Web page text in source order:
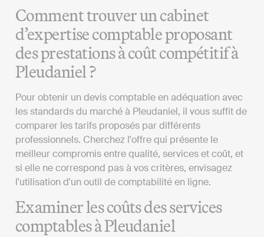
Comment trouver un cabinet
d’expertise comptable proposant
des prestations à coût compétitif à
Pleudaniel ?
Pour obtenir un devis comptable en adéquation avec
les standards du marché à Pleudaniel, il vous suffit de
comparer les tarifs proposés par différents
professionnels. Cherchez l'offre qui présente le
meilleur compromis entre qualité, services et coût, et
si elle ne correspond pas à vos critères, envisagez
l'utilisation d'un outil de comptabilité en ligne.
Examiner les coûts des services
comptables à Pleudaniel